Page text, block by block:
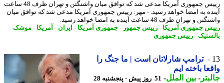
رییس جمهوری آمریکا مدعی شد که توافق میان واشنگتن و تهران ظرف 48 ساعت
به امضا خواهد رسید. - مهر: رییس جمهوری آمریکا مدعی شد که توافق میان
و تهران ظرف 48 ساعت آینده به امضا خواهد رسید.
جمهوری آمریکا- رییس جمهور-جمهوری آمریکا- ایران - آمریکا- موشک
-رییس جمهوری
ترامپ شارلاتان است | ما جنگ را
باخته ایم
-بین الملل-
51 روز پیش - پنجشنبه 28